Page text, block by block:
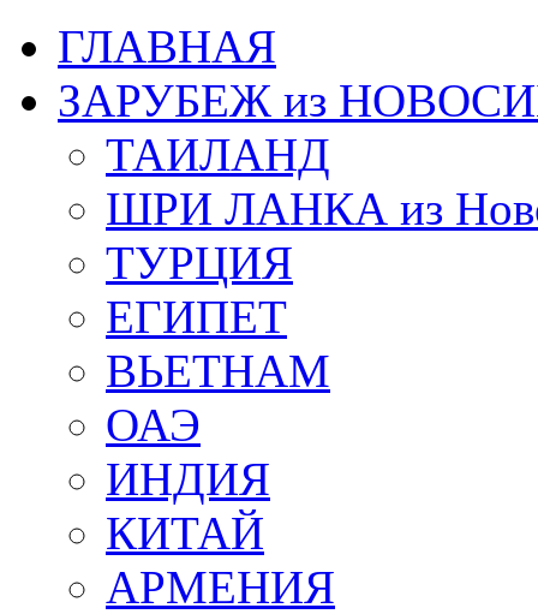
ГЛАВНАЯ
ЗАРУБЕЖ из
ТАИЛАНД
ШРИ ЛАНКА из
ТУРЦИЯ
ЕГИПЕТ
ВЬЕТНАМ
ОАЭ
ИНДИЯ
КИТАЙ
АРМЕНИЯ